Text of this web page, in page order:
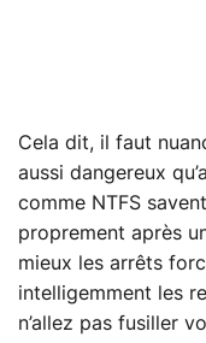
Cela dit, il faut
aussi dangereux
comme NTFS
proprement après
mieux les arrêts
intelligemment les
n’allez pas fusiller